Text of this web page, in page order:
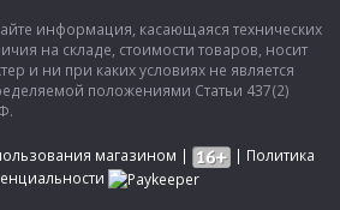
информация, касающаяся технических
на складе, стоимости товаров, носит
и ни при каких условиях не является
положениями Статьи 437(2)
магазином | | Политика